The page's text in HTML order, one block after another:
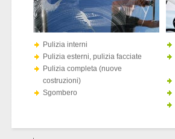
Pulizia interni
Pulizia esterni, pulizia facciate
Pulizia completa (nuove
costruzioni)
Sgombero